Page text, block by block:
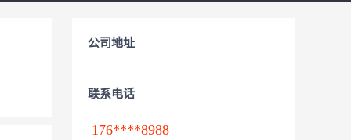
公司地址
联系电话
176****8988